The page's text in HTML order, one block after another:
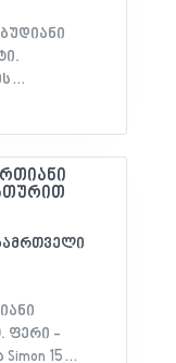
- მასალა:
ფერი -
15